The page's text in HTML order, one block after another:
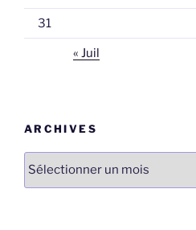
31
« Juil
ARCHIVES
Archives